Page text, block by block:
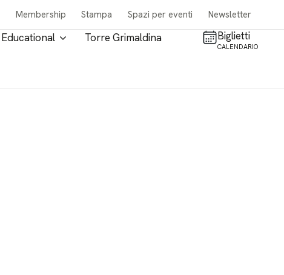
Membership Stampa Spazi per eventi Newsletter
Educational Torre Grimaldina Biglietti
CALENDARIO